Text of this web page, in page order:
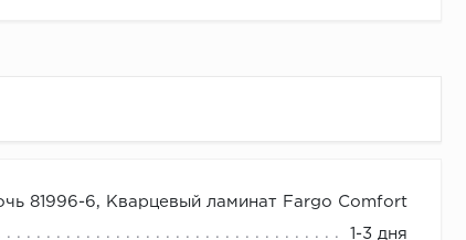
81996-6, Кварцевый ламинат Fargo Comfort
1-3 дня